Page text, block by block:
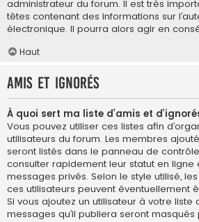
administrateur du forum. Il est très
têtes contenant des informations sur
électronique. Il pourra alors agir en
Haut
Amis et ignorés
À quoi sert ma liste d’amis et
Vous pouvez utiliser ces listes afin
utilisateurs du forum. Les membres
seront listés dans le panneau de
consulter rapidement leur statut en ligne
messages privés. Selon le style utilisé,
ces utilisateurs peuvent éventuellement
Si vous ajoutez un utilisateur à votre liste
messages qu’il publiera seront masqués